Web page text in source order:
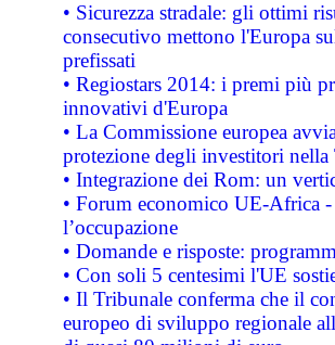
• Sicurezza stradale: gli ottimi
consecutivo mettono l'Europa
prefissati
• Regiostars 2014: i premi più
innovativi d'Europa
• La Commissione europea
protezione degli investitori
• Integrazione dei Rom: un
• Forum economico UE-Africa -
l’occupazione
• Domande e risposte:
• Con soli 5 centesimi l'UE
• Il Tribunale conferma che il
europeo di sviluppo regionale